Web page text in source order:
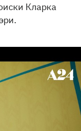
Кларка